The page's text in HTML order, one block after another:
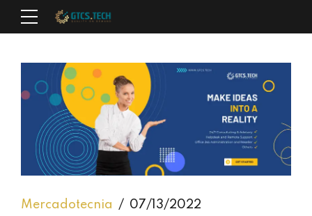
Mercadotecnia 07/13/2022